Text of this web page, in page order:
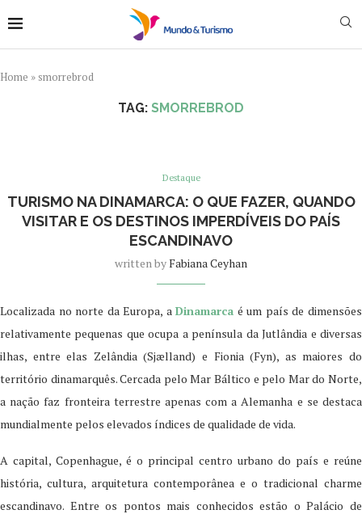
Home » smorrebrod
TAG: SMORREBROD
Destaque
TURISMO NA DINAMARCA: O QUE FAZER, QUANDO
VISITAR E OS DESTINOS IMPERDÍVEIS DO PAÍS
ESCANDINAVO
written byFabiana Ceyhan
Localizada no norte da Europa, aDinamarca é um país de dimensões
relativamente pequenas que ocupa a península da Jutlândia e diversas
ilhas, entre elas Zelândia (Sjælland) e Fionia (Fyn), as maiores do
território dinamarquês. Cercada pelo Mar Báltico e pelo Mar do Norte,
a nação faz fronteira terrestre apenas com a Alemanha e se destaca
mundialmente pelos elevados índices de qualidade de vida.
A capital, Copenhague, é o principal centro urbano do país e reúne
história, cultura, arquitetura contemporânea e o tradicional charme
escandinavo. Entre os pontos mais conhecidos estão o Palácio de